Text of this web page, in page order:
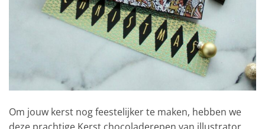
Om jouw kerst nog feestelijker te maken, hebben we